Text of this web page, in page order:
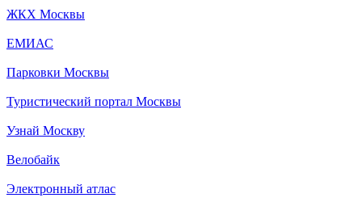
ЖКХ Москвы
ЕМИАС
Парковки Москвы
Туристический портал Москвы
Узнай Москву
Велобайк
Электронный атлас